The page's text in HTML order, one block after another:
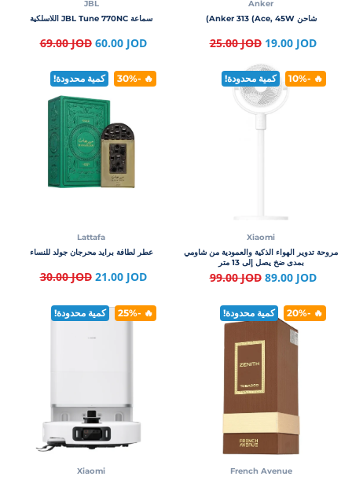
Anker
شاحن Anker 313 (Ace, 45W)
25.00 JOD19.00 JOD
JBL
سماعة JBL Tune 770NC اللاسلكية
69.00 JOD60.00 JOD
🔥 -10% كمية محدودة!
Xiaomi
مروحة تدوير الهواء الذكية والعمودية من شاومي
بمدى ضخ يصل إلى 13 متر
99.00 JOD89.00 JOD
🔥 -30% كمية محدودة!
Lattafa
عطر لطافة برايد محرجان جولد للنساء
30.00 JOD21.00 JOD
🔥 -20% كمية محدودة!
French Avenue
🔥 -25% كمية محدودة!
Xiaomi